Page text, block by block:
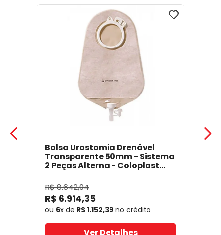
Bolsa Urostomia Drenável
Transparente 50mm - Sistema
2 Peças Alterna - Coloplast
R$8.642,94
R$ 6.914,35
ou 6x de R$1.152,39 no crédito
Ver Detalhes